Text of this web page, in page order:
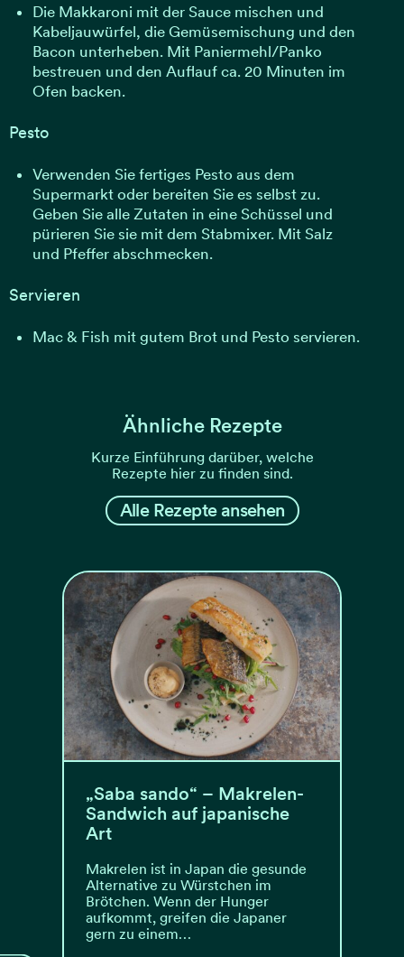
Die Makkaroni mit der Sauce mischen und
Kabeljauwürfel, die Gemüsemischung und den
Bacon unterheben. Mit Paniermehl/Panko
bestreuen und den Auflauf ca. 20 Minuten im
Ofen backen.
Pesto
Verwenden Sie fertiges Pesto aus dem
Supermarkt oder bereiten Sie es selbst zu.
Geben Sie alle Zutaten in eine Schüssel und
pürieren Sie sie mit dem Stabmixer. Mit Salz
und Pfeffer abschmecken.
Servieren
Mac & Fish mit gutem Brot und Pesto servieren.
Ähnliche Rezepte
Kurze Einführung darüber, welche
Rezepte hier zu finden sind.
Alle Rezepte ansehen
„Saba sando“ – Makrelen-
Sandwich auf japanische
Art
Makrelen ist in Japan die gesunde
Alternative zu Würstchen im
Brötchen. Wenn der Hunger
aufkommt, greifen die Japaner
gern zu einem…